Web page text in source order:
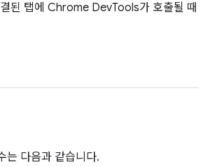
된 탭에 Chrome DevTools가 호출될 때
는 다음과 같습니다.